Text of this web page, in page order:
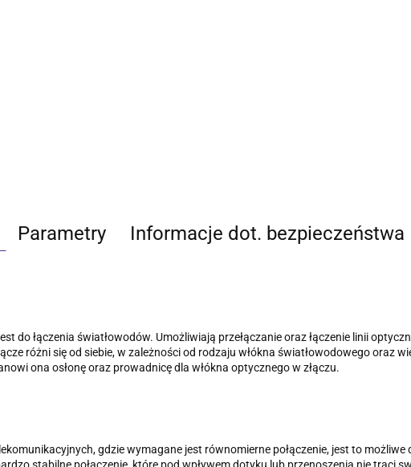
Parametry Informacje dot. bezpieczeństwa
do łączenia światłowodów. Umożliwiają przełączanie oraz łączenie linii
różni się od siebie, w zależności od rodzaju włókna światłowodowego oraz
ona osłonę oraz prowadnicę dla włókna optycznego w złączu.
gdzie wymagane jest równomierne połączenie, jest to
stabilne połączenie, które pod wpływem dotyku lub przenoszenia nie traci